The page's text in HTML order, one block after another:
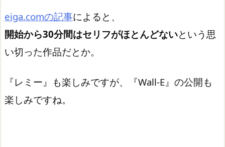
eiga.comの記事によると、
開始から30分間はセリフがほとんどないという思
い切った作品だとか。
『レミー』も楽しみですが、『Wall-E』の公開も
楽しみですね。